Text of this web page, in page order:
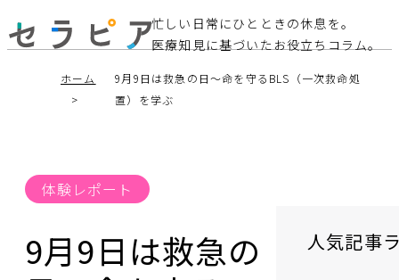
忙しい日常にひとときの休息を。
医療知見に基づいたお役立ちコラム。
ホーム
9月9日は救急の日～命を守るBLS（一次救命処
置）を学ぶ
体験レポート
9月9日は救急の
人気記事